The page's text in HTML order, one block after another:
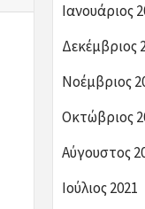
Ιανουάριος
Δεκέμβριος
Νοέμβριος
Οκτώβριος
Αύγουστος
Ιούλιος 2021